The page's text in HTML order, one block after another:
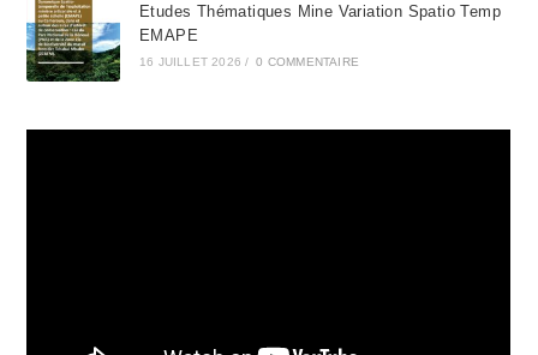
Etudes Thématiques Mine Variation Spatio Temp
EMAPE
16 JUILLET 2026 / 0 COMMENTAIRE